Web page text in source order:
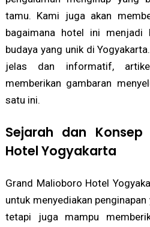
tamu. Kami juga akan
bagaimana hotel ini menjadi
budaya yang unik di
jelas dan informatif,
memberikan gambaran
satu ini.
Sejarah dan
Hotel Yogyakarta
Grand Malioboro Hotel
untuk menyediakan
tetapi juga mampu